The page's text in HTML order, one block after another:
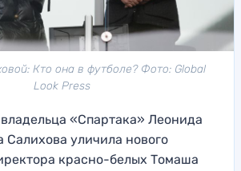
Кто она в футболе? Фото: Global
Look Press
«Спартака» Леонида
уличила нового
красно-белых Томаша